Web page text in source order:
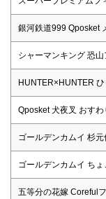
銀河鉄道999 Qposket
シャーマンキング 恐
HUNTER×HUNTER
Qposket 犬夜叉 おすわ
ゴールデンカムイ 杉
ゴールデンカムイ ち
五等分の花嫁 Coreful